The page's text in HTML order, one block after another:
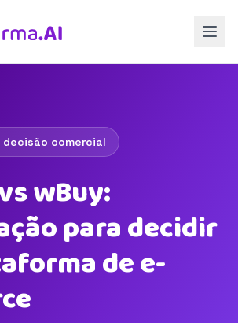
decisão comercial
wBuy:
para decidir
de e-